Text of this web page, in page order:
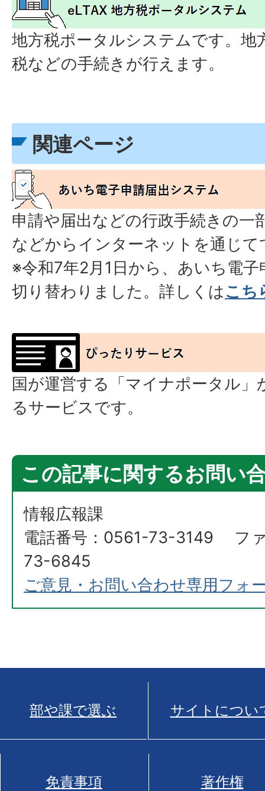
地方税ポータルシステムです。地
税などの手続きが行えます。
関連ページ
申請や届出などの行政手続きの一
などからインターネットを通じ
※令和7年2月1日から、あいち電
切り替わりました。詳しくはこち
国が運営する「マイナポータル」
るサービスです。
この記事に関するお問い
情報広報課
電話番号：0561-73-3149 フ
73-6845
ご意見・お問い合わせ専用フォ
部や課で選ぶ サイトについ
免責事項 著作権